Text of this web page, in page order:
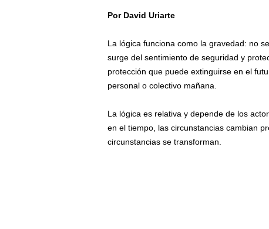
Por David Uriarte
La lógica funciona como la gravedad: no
surge del sentimiento de seguridad y
protección que puede extinguirse en el
personal o colectivo mañana.
La lógica es relativa y depende de los
en el tiempo, las circunstancias cambian
circunstancias se transforman.